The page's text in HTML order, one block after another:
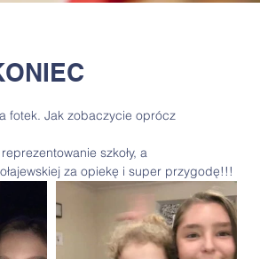
fotek. Jak zobaczycie oprócz
szkoły, a
za opiekę i super przygodę!!!